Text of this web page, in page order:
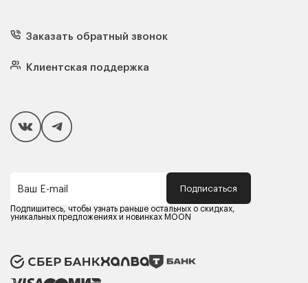
Кресла
Матрасы
Подушки
Чехлы и наматрасники
Покупателям
Способы оплаты
Компания MOON
Оферта
Политика конфиденциальности
Карьера в MOON
Заказать обратный звонок
Клиентская поддержка
Ваш E-mail Подписаться
Подпишитесь, чтобы узнать раньше остальных о скидках,
уникальных предложениях и новинках MOON